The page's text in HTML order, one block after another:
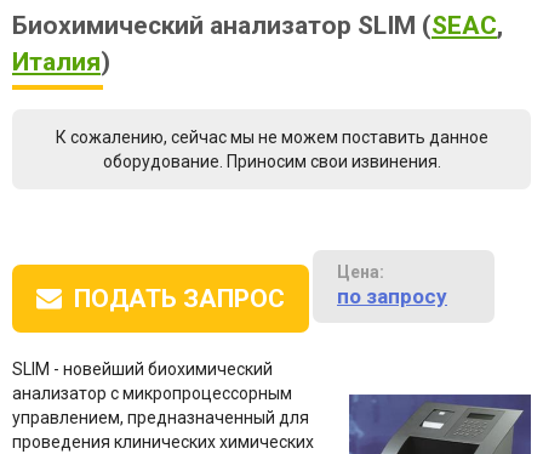
Биохимический анализатор SLIM (SEAC,
Италия)
К сожалению, сейчас мы не можем поставить данное
оборудование. Приносим свои извинения.
ПОДАТЬ ЗАПРОС
Цена:
по запросу
SLIM - новейший биохимический
анализатор с микропроцессорным
управлением, предназначенный для
проведения клинических химических